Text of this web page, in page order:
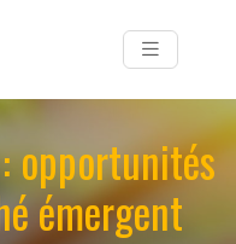
opportunités
émergent